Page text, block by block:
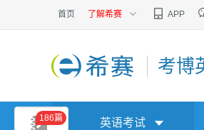
首页 了解希赛 APP
考博
英语考试
186篇